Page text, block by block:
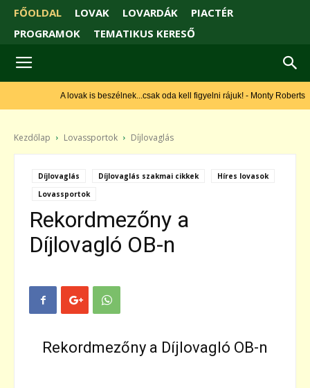
FŐOLDAL LOVAK LOVARDÁK
PIACTÉR
PROGRAMOK
TEMATIKUS KERESŐ
A lovak is beszélnek...csak oda kell figyelni rájuk! - Monty Roberts
Kezdőlap Lovassportok Díjlovaglás
Díjlovaglás Díjlovaglás szakmai cikkek
Híres lovasok
Lovassportok
Rekordmezőny a
Díjlovagló OB-n
Rekordmezőny a Díjlovagló OB-n